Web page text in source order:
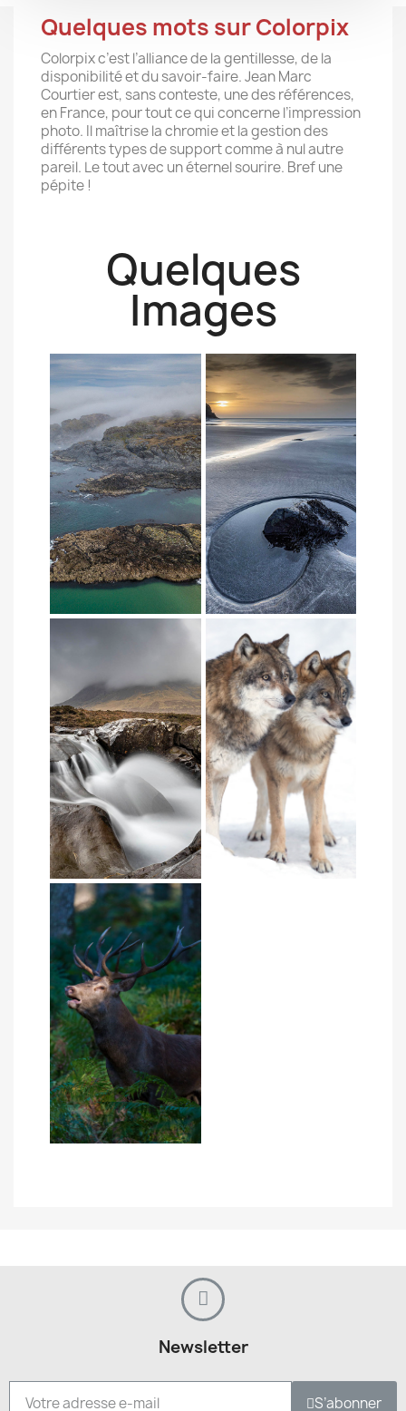
Quelques mots sur Colorpix
Colorpix c’est l’alliance de la gentillesse, de la
disponibilité et du savoir-faire. Jean Marc
Courtier est, sans conteste, une des références,
en France, pour tout ce qui concerne l’impression
photo. Il maîtrise la chromie et la gestion des
différents types de support comme à nul autre
pareil. Le tout avec un éternel sourire. Bref une
pépite !
Quelques
Images
Newsletter
S’abonner